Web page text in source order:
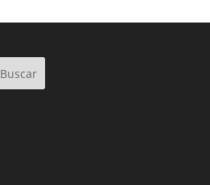
Buscar